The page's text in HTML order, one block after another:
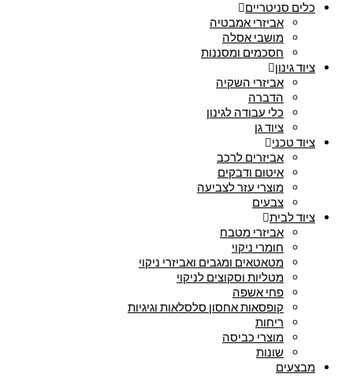
כלים סניטריים
אביזרי אמבטיה
מושבי אסלה
חסכמים ומסננות
ציוד גינון
אביזרי השקיה
הדברה
כלי עבודה לגינון
ציוד גן
ציוד טכני
אביזרים לרכב
איטום ודבקים
מוצרי עזר לצביעה
צבעים
ציוד לבית
אביזרי מטבח
חומרי ניקוי
מטאטאים ומגבים ואביזרי ניקוי
מטליות וסקוצים לניקוי
פחי אשפה
קופסאות אחסון סלסלאות וגיגיות
ריחות
מוצרי כביסה
שונות
מבצעים